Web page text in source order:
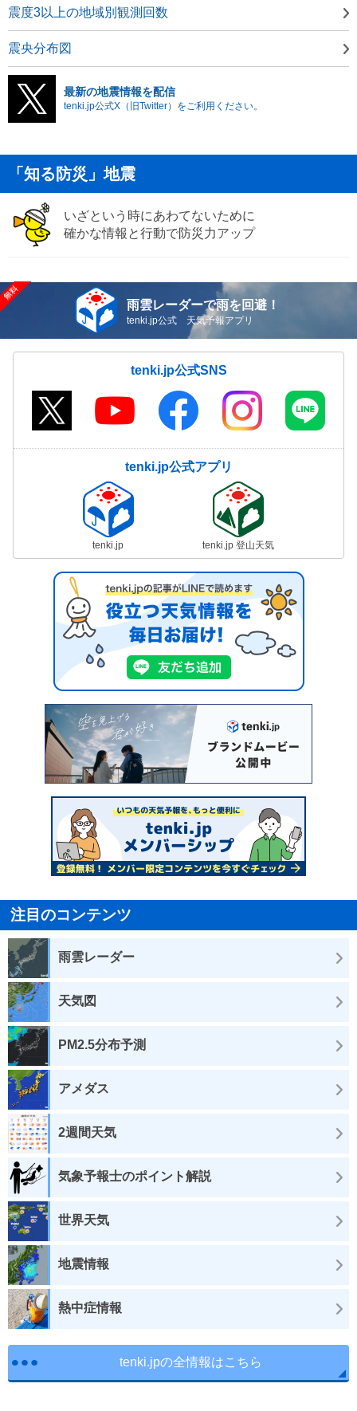
震度3以上の地域別観測回数
震央分布図
最新の地震情報を配信
tenki.jp公式X（旧Twitter）をご利用ください。
「知る防災」地震
いざという時にあわてないために
確かな情報と行動で防災力アップ
雨雲レーダーで雨を回避！
tenki.jp公式 天気予報アプリ
tenki.jp公式SNS
tenki.jp公式アプリ
tenki.jp tenki.jp 登山天気
注目のコンテンツ
雨雲レーダー
天気図
PM2.5分布予測
アメダス
2週間天気
気象予報士のポイント解説
世界天気
地震情報
熱中症情報
tenki.jpの全情報はこちら